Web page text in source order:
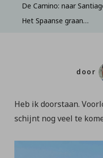
De Camino: naar
Het Spaanse graan…
door
Heb ik doorstaan.
schijnt nog veel te